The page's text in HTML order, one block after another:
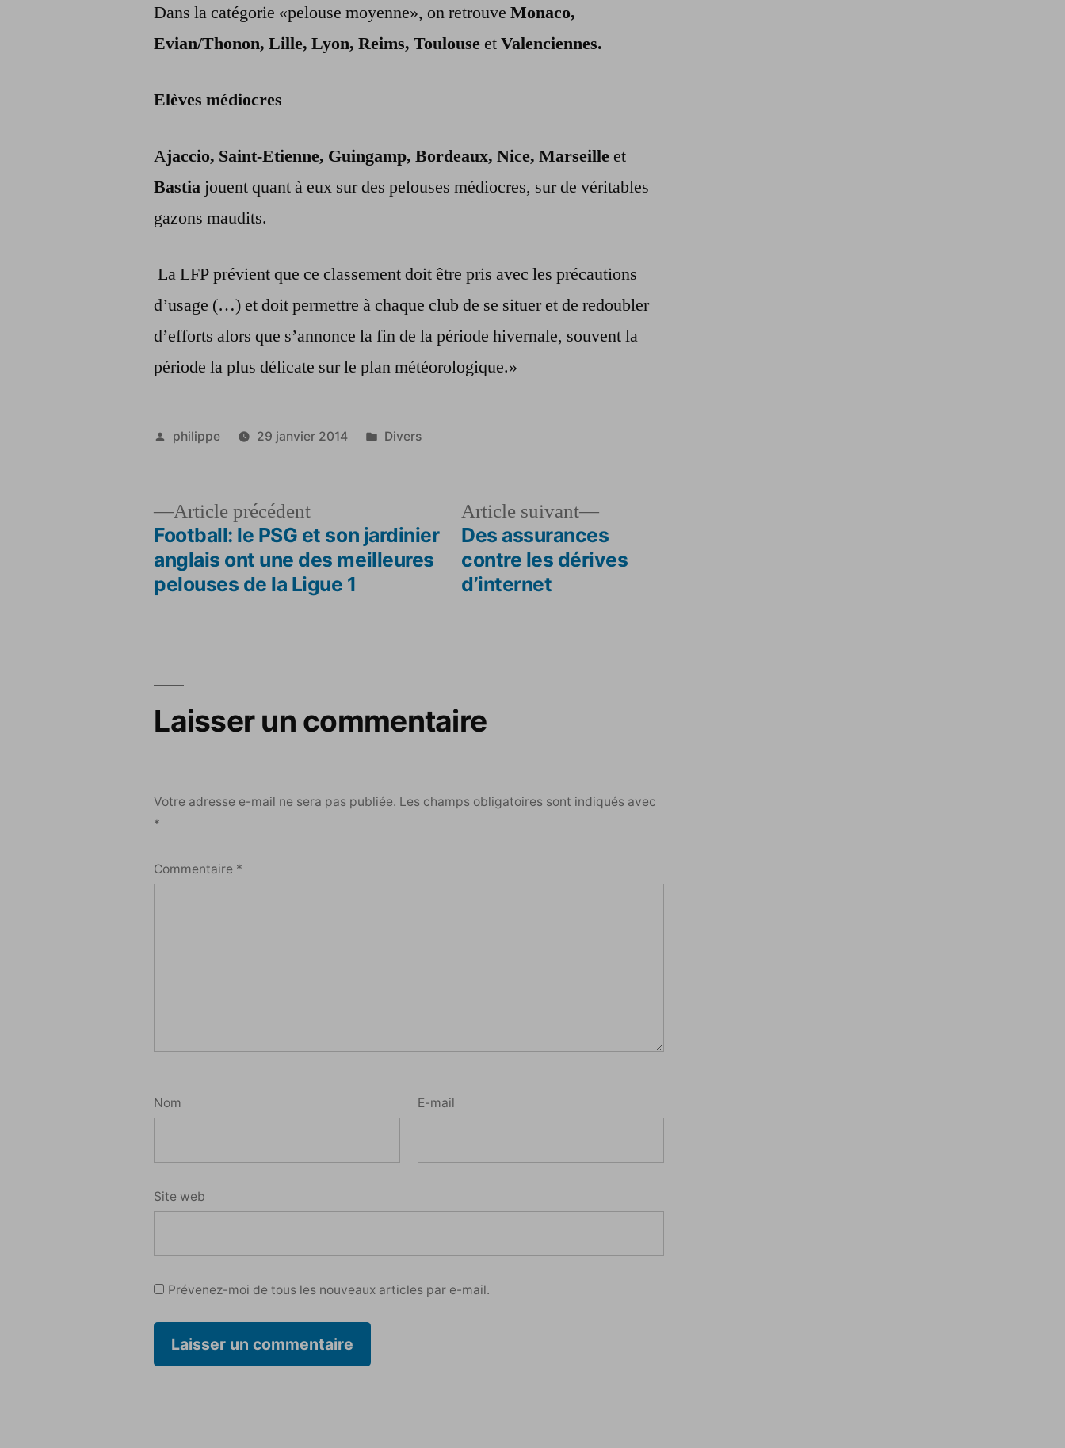
Dans la catégorie «pelouse moyenne», on retrouveMonaco,
Evian/Thonon, Lille, Lyon, Reims, Toulouse etValenciennes.
Elèves médiocres
Ajaccio, Saint-Etienne, Guingamp, Bordeaux, Nice, Marseille et
Bastia jouent quant à eux sur des pelouses médiocres, sur de véritables
gazons maudits.
La LFP prévient que ce classement doit être pris avec les précautions
d’usage (…) et doit permettre à chaque club de se situer et de redoubler
d’efforts alors que s’annonce la fin de la période hivernale, souvent la
période la plus délicate sur le plan météorologique.»
Publié
philippe 29 janvier 2014
Publié
Divers
Navigation
Article précédentArticle
précédent :
Football: le PSG et son jardinier
anglais ont une des meilleures
pelouses de la Ligue 1
Article suivant
Article
suivant :
Des assurances
contre les dérives
d’internet
Laisser un commentaire
Votre adresse e-mail ne sera pas publiée. Les champs obligatoires sont indiqués avec
*
Commentaire *
Nom E-mail
Site web
Prévenez-moi de tous les nouveaux articles par e-mail.